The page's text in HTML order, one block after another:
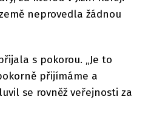
neprovedla žádnou
s pokorou. „Je to
přijímáme a
se rovněž veřejnosti za